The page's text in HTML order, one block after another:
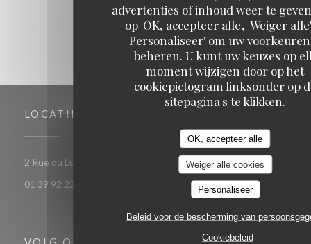
advertenties of inhoud weer te
op 'OK, accepteer alle', 'Weiger
'Personaliseer' om uw
beheren. U kunt uw keuzes op
moment wijzigen door op het
cookiepictogram linksonder op
sitepagina's te klikken.
OK, accepteer alle
Weiger alle cookies
Personaliseer
Beleid voor de bescherming van
Cookiebeleid
LOCATIE
2 Rue du Luat 95350 Saint-Brice-sous-Forêt ((opent in een nieuw
01 39 92 23 82